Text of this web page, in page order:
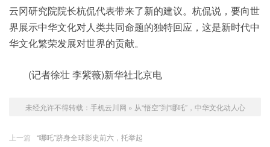
云冈研究院院长杭侃代表带来了新的建议。杭侃说，要向世
界展示中华文化对人类共同命题的独特回应，这是新时代中
华文化繁荣发展对世界的贡献。
(记者徐壮 李紫薇)新华社北京电
未经允许不得转载： 手机云川网 » 从“悟空”到“哪吒”，中华文化动人心
上一篇
“哪吒”跻身全球影史前六，托举起